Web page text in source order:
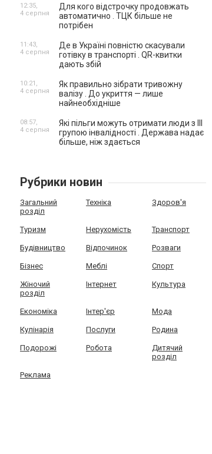
Для кого відстрочку продовжать
автоматично . ТЦК більше не
потрібен
12:35,
4 серпня
Де в Україні повністю скасували
готівку в транспорті . QR-квитки
дають збій
11:43,
4 серпня
Як правильно зібрати тривожну
валізу . До укриття — лише
найнеобхідніше
10:21,
4 серпня
Які пільги можуть отримати люди з III
групою інвалідності . Держава надає
більше, ніж здається
08:57,
4 серпня
Рубрики новин
Загальний
розділ
Техніка Здоров'я
Туризм Нерухомість Транспорт
Будівництво Відпочинок Розваги
Бізнес Меблі Спорт
Жіночий
розділ
Інтернет Культура
Економіка Інтер'єр Мода
Кулінарія Послуги Родина
Подорожі Робота
Дитячий
розділ
Реклама